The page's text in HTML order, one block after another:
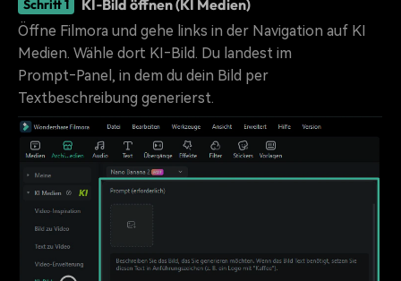
Schritt 1 KI‑Bild öffnen (KI Medien)
Öffne Filmora und gehe links in der Navigation auf KI
Medien. Wähle dort KI‑Bild. Du landest im
Prompt‑Panel, in dem du dein Bild per
Textbeschreibung generierst.